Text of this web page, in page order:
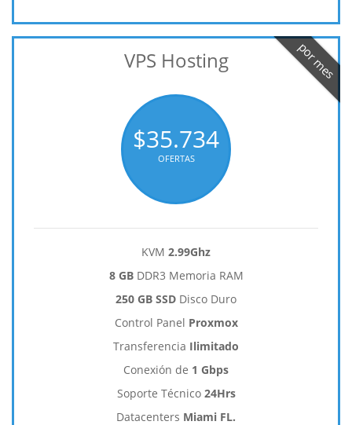
VPS Hosting
$35.734
OFERTAS
KVM 2.99Ghz
8 GBDDR3 Memoria RAM
250 GB SSD Disco Duro
Control Panel Proxmox
Transferencia Ilimitado
Conexión de 1 Gbps
Soporte Técnico 24Hrs
Datacenters Miami FL.
por mes